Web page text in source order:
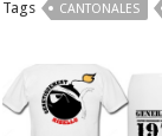
Tags CANTONALES